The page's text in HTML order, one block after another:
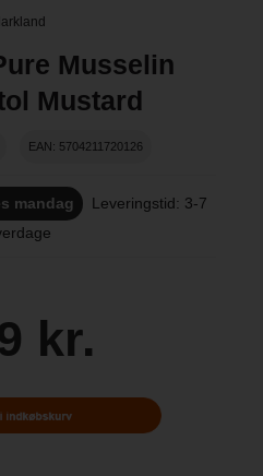
Musselin
Mustard
EAN: 5704211720126
mandag
Leveringstid: 3-7
kr.